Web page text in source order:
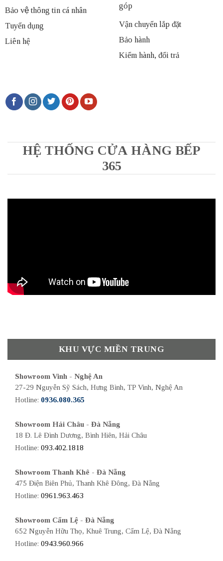
Bảo vệ thông tin cá nhân
Tuyển dụng
Liên hệ
góp
Vận chuyển lắp đặt
Bảo hành
Kiểm hành, đổi trả
HỆ THỐNG CỬA HÀNG BẾP
365
KHU VỰC MIỀN TRUNG
Showroom Vinh - Nghệ An
27-29 Nguyễn Sỹ Sách, Hưng Bình, TP Vinh, Nghệ An
Hotline: 0936.080.365
Showroom Hải Châu - Đà Nẵng
18 Đ. Lê Đình Dương, Bình Hiên, Hải Châu
Hotline: 093.402.1818
Showroom Thanh Khê - Đà Nẵng
475 Điện Biên Phủ, Thanh Khê Đông, Đà Nẵng
Hotline: 0961.963.463
Showroom Cẩm Lệ - Đà Nẵng
652 Nguyễn Hữu Thọ, Khuê Trung, Cẩm Lệ, Đà Nẵng
Hotline: 0943.960.966